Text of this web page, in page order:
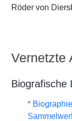
Röder von
Vernetzte
Biografische
*